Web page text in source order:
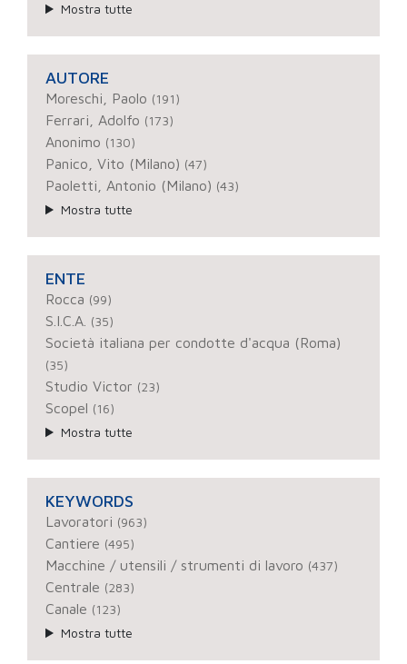
Mostra tutte
AUTORE
Moreschi, Paolo (191)
Ferrari, Adolfo (173)
Anonimo (130)
Panico, Vito (Milano) (47)
Paoletti, Antonio (Milano) (43)
Mostra tutte
ENTE
Rocca (99)
S.I.C.A. (35)
Società italiana per condotte d'acqua (Roma)
(35)
Studio Victor (23)
Scopel (16)
Mostra tutte
KEYWORDS
Lavoratori (963)
Cantiere (495)
Macchine / utensili / strumenti di lavoro (437)
Centrale (283)
Canale (123)
Mostra tutte